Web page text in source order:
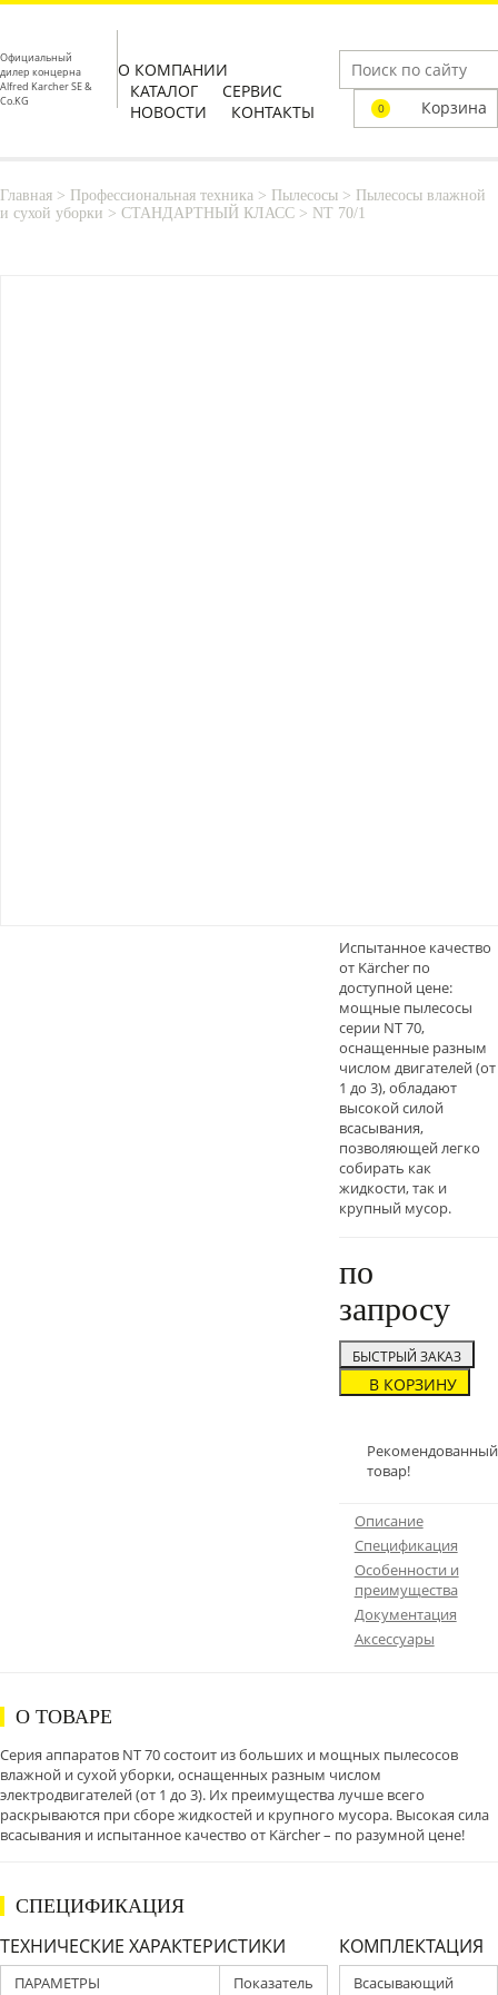
Официальный
дилер концерна
Alfred Karcher SE &
Co.KG
О КОМПАНИИ
КАТАЛОГ
СЕРВИС
НОВОСТИ
КОНТАКТЫ 0 Корзина
Главная > Профессиональная техника > Пылесосы > Пылесосы влажной
и сухой уборки > СТАНДАРТНЫЙ КЛАСС > NT 70/1
Испытанное качество
от Kärcher по
доступной цене:
мощные пылесосы
серии NT 70,
оснащенные разным
числом двигателей (от
1 до 3), обладают
высокой силой
всасывания,
позволяющей легко
собирать как
жидкости, так и
крупный мусор.
по
запросу
БЫСТРЫЙ ЗАКАЗ
В КОРЗИНУ
Рекомендованный
товар!
Описание
Спецификация
Особенности и
преимущества
Документация
Аксессуары
О ТОВАРЕ
Серия аппаратов NT 70 состоит из больших и мощных пылесосов
влажной и сухой уборки, оснащенных разным числом
электродвигателей (от 1 до 3). Их преимущества лучше всего
раскрываются при сборе жидкостей и крупного мусора. Высокая сила
всасывания и испытанное качество от Kärcher – по разумной цене!
СПЕЦИФИКАЦИЯ
ТЕХНИЧЕСКИЕ ХАРАКТЕРИСТИКИ
ПАРАМЕТРЫ Показатель
КОМПЛЕКТАЦИЯ
Всасывающий